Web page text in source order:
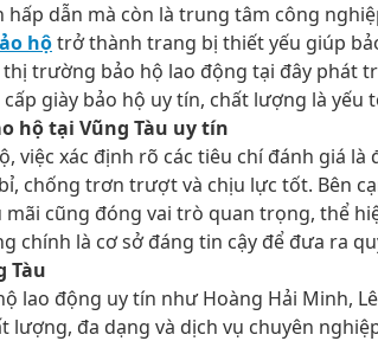
hấp dẫn mà còn là trung tâm công
hộtrở thành trang bị thiết yếu giúp
trường bảo hộ lao động tại đây phát
giày bảo hộ uy tín, chất lượng là
hộ tại Vũng Tàu uy tín
việc xác định rõ các tiêu chí đánh giá
chống trơn trượt và chịu lực tốt. Bên
cũng đóng vai trò quan trọng, thể
chính là cơ sở đáng tin cậy để đưa ra
Tàu
lao động uy tín như Hoàng Hải Minh,
đa dạng và dịch vụ chuyên